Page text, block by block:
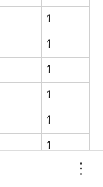
1
1
1
1
1
1